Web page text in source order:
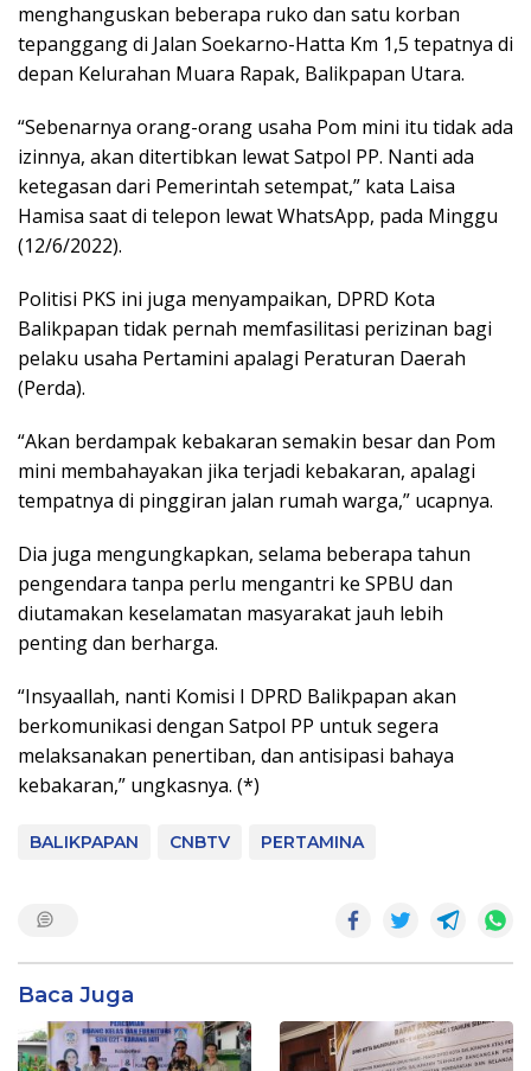
menghanguskan beberapa ruko dan satu korban
tepanggang di Jalan Soekarno-Hatta Km 1,5 tepatnya di
depan Kelurahan Muara Rapak, Balikpapan Utara.
“Sebenarnya orang-orang usaha Pom mini itu tidak ada
izinnya, akan ditertibkan lewat Satpol PP. Nanti ada
ketegasan dari Pemerintah setempat,” kata Laisa
Hamisa saat di telepon lewat WhatsApp, pada Minggu
(12/6/2022).
Politisi PKS ini juga menyampaikan, DPRD Kota
Balikpapan tidak pernah memfasilitasi perizinan bagi
pelaku usaha Pertamini apalagi Peraturan Daerah
(Perda).
“Akan berdampak kebakaran semakin besar dan Pom
mini membahayakan jika terjadi kebakaran, apalagi
tempatnya di pinggiran jalan rumah warga,” ucapnya.
Dia juga mengungkapkan, selama beberapa tahun
pengendara tanpa perlu mengantri ke SPBU dan
diutamakan keselamatan masyarakat jauh lebih
penting dan berharga.
“Insyaallah, nanti Komisi I DPRD Balikpapan akan
berkomunikasi dengan Satpol PP untuk segera
melaksanakan penertiban, dan antisipasi bahaya
kebakaran,” ungkasnya. (*)
BALIKPAPAN CNBTV PERTAMINA
Baca Juga